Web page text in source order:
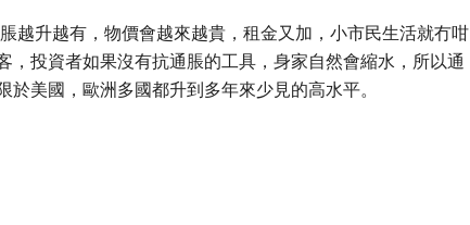
越升越有，物價會越來越貴，租金又加，小市民生活就冇咁
，投資者如果沒有抗通脹的工具，身家自然會縮水，所以通
美國，歐洲多國都升到多年來少見的高水平。